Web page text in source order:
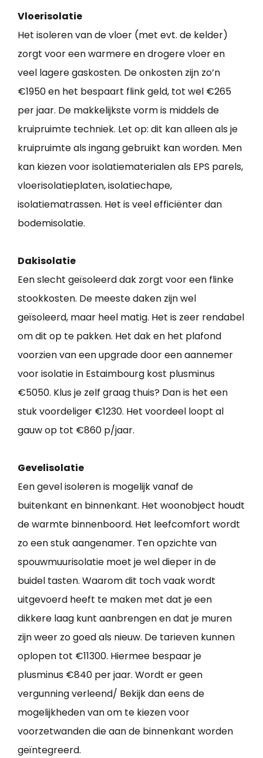
Vloerisolatie
Het isoleren van de vloer (met evt. de kelder)
zorgt voor een warmere en drogere vloer en
veel lagere gaskosten. De onkosten zijn zo’n
€1950 en het bespaart flink geld, tot wel €265
per jaar. De makkelijkste vorm is middels de
kruipruimte techniek. Let op: dit kan alleen als je
kruipruimte als ingang gebruikt kan worden. Men
kan kiezen voor isolatiematerialen als EPS parels,
vloerisolatieplaten, isolatiechape,
isolatiematrassen. Het is veel efficiënter dan
bodemisolatie.
Dakisolatie
Een slecht geïsoleerd dak zorgt voor een flinke
stookkosten. De meeste daken zijn wel
geïsoleerd, maar heel matig. Het is zeer rendabel
om dit op te pakken. Het dak en het plafond
voorzien van een upgrade door een aannemer
voor isolatie in Estaimbourg kost plusminus
€5050. Klus je zelf graag thuis? Dan is het een
stuk voordeliger €1230. Het voordeel loopt al
gauw op tot €860 p/jaar.
Gevelisolatie
Een gevel isoleren is mogelijk vanaf de
buitenkant en binnenkant. Het woonobject houdt
de warmte binnenboord. Het leefcomfort wordt
zo een stuk aangenamer. Ten opzichte van
spouwmuurisolatie moet je wel dieper in de
buidel tasten. Waarom dit toch vaak wordt
uitgevoerd heeft te maken met dat je een
dikkere laag kunt aanbrengen en dat je muren
zijn weer zo goed als nieuw. De tarieven kunnen
oplopen tot €11300. Hiermee bespaar je
plusminus €840 per jaar. Wordt er geen
vergunning verleend/ Bekijk dan eens de
mogelijkheden van om te kiezen voor
voorzetwanden die aan de binnenkant worden
geïntegreerd.